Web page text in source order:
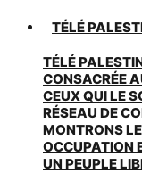
TÉLÉ
TÉLÉ
CONSACRÉE
CEUX QUI LE
RÉSEAU DE
MONTRONS
OCCUPATION
UN PEUPLE